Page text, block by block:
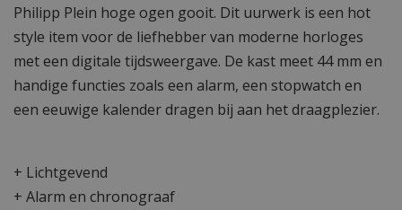
Philipp Plein hoge ogen gooit. Dit uurwerk is een hot
style item voor de liefhebber van moderne horloges
met een digitale tijdsweergave. De kast meet 44 mm en
handige functies zoals een alarm, een stopwatch en
een eeuwige kalender dragen bij aan het draagplezier.
+ Lichtgevend
+ Alarm en chronograaf